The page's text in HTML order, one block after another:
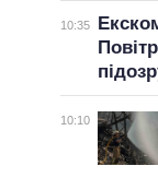
10:35
10:10